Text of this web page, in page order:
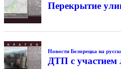
Перекрытие
Новости Белорецка на
ДТП с участием